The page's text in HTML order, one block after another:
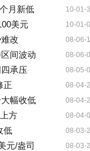
10-01-
月新低
10-01-
美元
08-06-
改
08-06-
间波动
08-05-
承压
08-04-
正
08-04-
幅收低
08-04-
方
08-03-
低
08-03-
元/盎司